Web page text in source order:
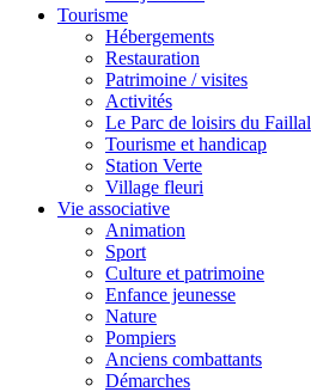
Tourisme
Hébergements
Restauration
Patrimoine / visites
Activités
Le Parc de loisirs du Faillal
Tourisme et handicap
Station Verte
Village fleuri
Vie associative
Animation
Sport
Culture et patrimoine
Enfance jeunesse
Nature
Pompiers
Anciens combattants
Démarches